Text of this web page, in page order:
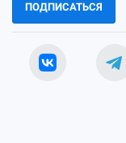
ПОДПИСАТЬСЯ